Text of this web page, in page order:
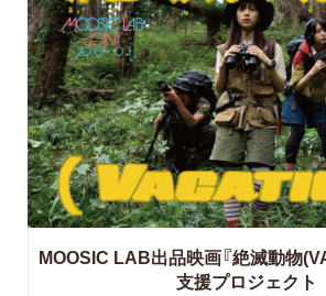
MOOSIC LAB出品映画『絶滅動物
支援プロジェクト